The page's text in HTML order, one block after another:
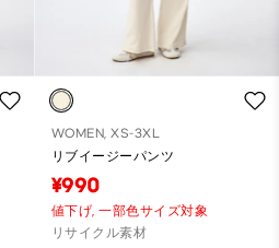
WOMEN, XS-3XL
リブイージーパンツ
¥990
値下げ,一部色サイズ対象
リサイクル素材